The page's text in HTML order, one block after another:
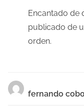
r
Encantado de
publicado de
orden.
fernando